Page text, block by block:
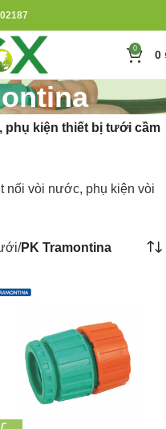
0 0
phụ kiện thiết bị tưới cầm
nối vòi nước, phụ kiện vòi
PK Tramontina